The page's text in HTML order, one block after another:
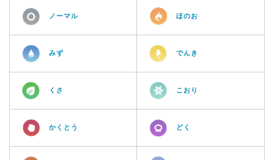
ノーマル ほのお
みず でんき
くさ こおり
かくとう どく